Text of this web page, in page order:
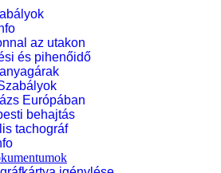
az utakon
és pihenőidő
Európában
behajtás
tachográf